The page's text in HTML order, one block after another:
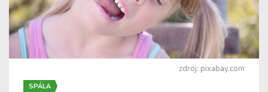
zdroj: pixabay.com
SPÁLA